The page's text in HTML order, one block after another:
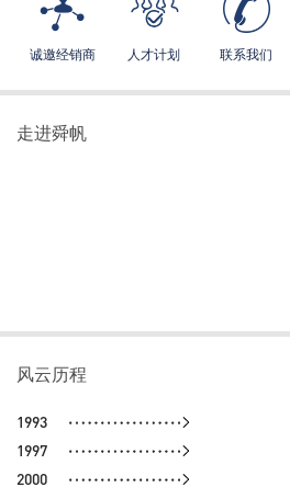
诚邀经销商 人才计划 联系我们
走进舜帆
风云历程
1993
1997
2000